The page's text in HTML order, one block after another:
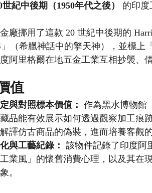
世紀中後期（1950年代之後）
的印度
廠挪用了這款 20 世紀中後期的
（希臘神話中的擎天神），並標上
阿里格爾在地五金工業互相抄襲、
值
與對照標本價值： 作為黑水博物館
品能有效展示如何透過觀察加工痕
譯仿古商品的偽裝，進而培養客觀
與工藝紀錄：
該物件記錄了印度阿
工業風」的懷舊消費心理，以及其
。